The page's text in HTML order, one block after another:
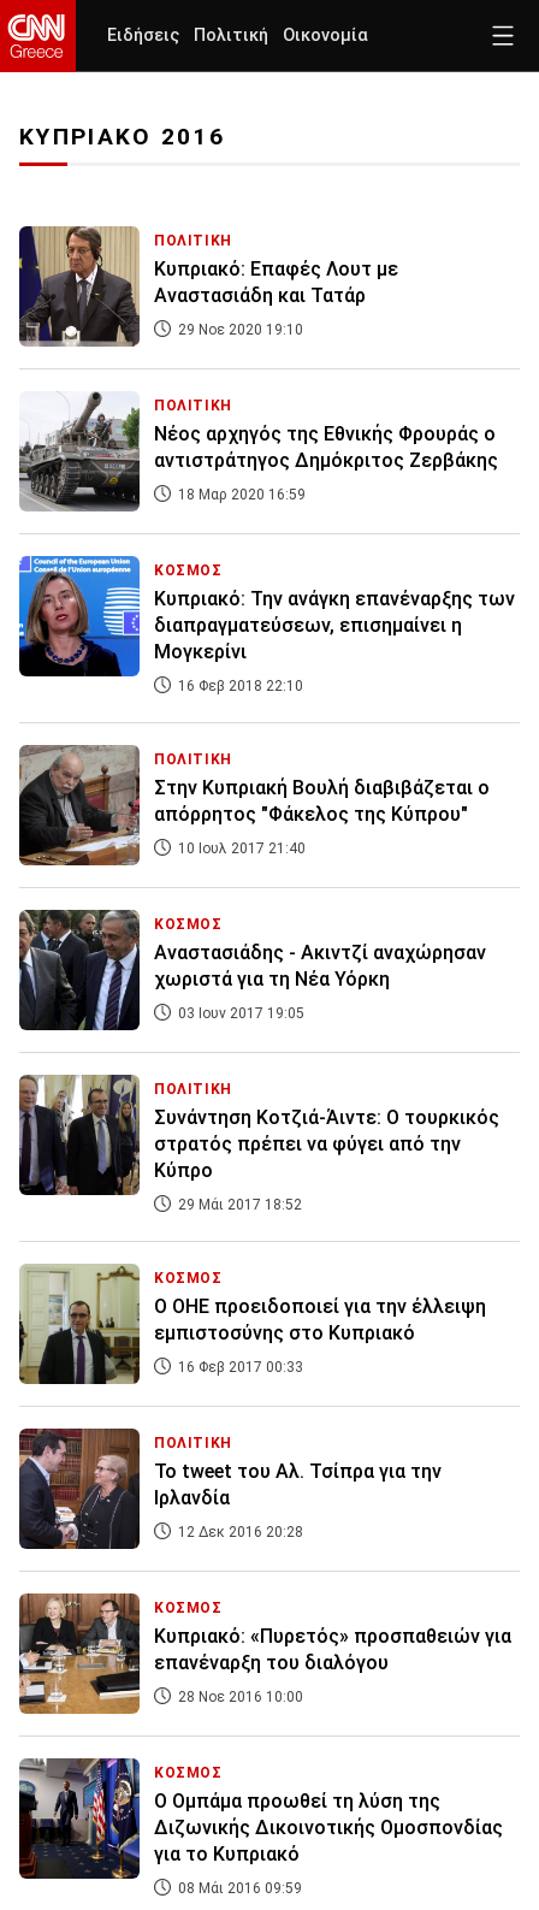
Ειδήσεις Πολιτική Οικονομία
ΚΥΠΡΙΑΚΟ 2016
ΠΟΛΙΤΙΚΗ
Κυπριακό: Επαφές Λουτ με
Αναστασιάδη και Τατάρ
29 Νοε 2020 19:10
ΠΟΛΙΤΙΚΗ
Νέος αρχηγός της Εθνικής Φρουράς ο
αντιστράτηγος Δημόκριτος Ζερβάκης
18 Μαρ 2020 16:59
ΚΟΣΜΟΣ
Κυπριακό: Την ανάγκη επανέναρξης των
διαπραγματεύσεων, επισημαίνει η
Μογκερίνι
16 Φεβ 2018 22:10
ΠΟΛΙΤΙΚΗ
Στην Κυπριακή Βουλή διαβιβάζεται ο
απόρρητος "Φάκελος της Κύπρου"
10 Ιουλ 2017 21:40
ΚΟΣΜΟΣ
Αναστασιάδης - Ακιντζί αναχώρησαν
χωριστά για τη Νέα Υόρκη
03 Ιουν 2017 19:05
ΠΟΛΙΤΙΚΗ
Συνάντηση Κοτζιά-Άιντε: Ο τουρκικός
στρατός πρέπει να φύγει από την
Κύπρο
29 Μάι 2017 18:52
ΚΟΣΜΟΣ
O OHE προειδοποιεί για την έλλειψη
εμπιστοσύνης στο Κυπριακό
16 Φεβ 2017 00:33
ΠΟΛΙΤΙΚΗ
Το tweet του Αλ. Τσίπρα για την
Ιρλανδία
12 Δεκ 2016 20:28
ΚΟΣΜΟΣ
Κυπριακό: «Πυρετός» προσπαθειών για
επανέναρξη του διαλόγου
28 Νοε 2016 10:00
ΚΟΣΜΟΣ
O Oμπάμα προωθεί τη λύση της
Διζωνικής Δικοινοτικής Ομοσπονδίας
για το Κυπριακό
08 Μάι 2016 09:59